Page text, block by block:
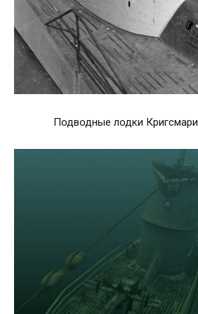
Подводные лодки